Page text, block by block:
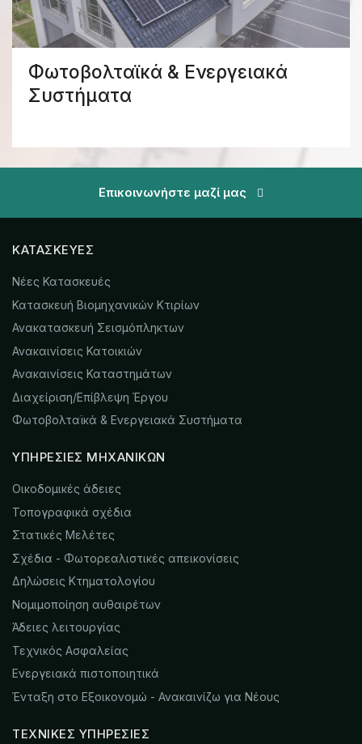
Φωτοβολταϊκά & Ενεργειακά
Συστήματα
Επικοινωνήστε μαζί μας
ΚΑΤΑΣΚΕΥΈΣ
Νέες Κατασκευές
Κατασκευή Βιομηχανικών Κτιρίων
Ανακατασκευή Σεισμόπληκτων
Ανακαινίσεις Κατοικιών
Ανακαινίσεις Καταστημάτων
Διαχείριση/Επίβλεψη Έργου
Φωτοβολταϊκά & Ενεργειακά Συστήματα
ΥΠΗΡΕΣΊΕΣ ΜΗΧΑΝΙΚΏΝ
Οικοδομικές άδειες
Τοπογραφικά σχέδια
Στατικές Μελέτες
Σχέδια - Φωτορεαλιστικές απεικονίσεις
Δηλώσεις Κτηματολογίου
Νομιμοποίηση αυθαιρέτων
Άδειες λειτουργίας
Τεχνικός Ασφαλείας
Ενεργειακά πιστοποιητικά
Ένταξη στο Εξοικονομώ - Ανακαινίζω για Νέους
ΤΕΧΝΙΚΈΣ ΥΠΗΡΕΣΊΕΣ